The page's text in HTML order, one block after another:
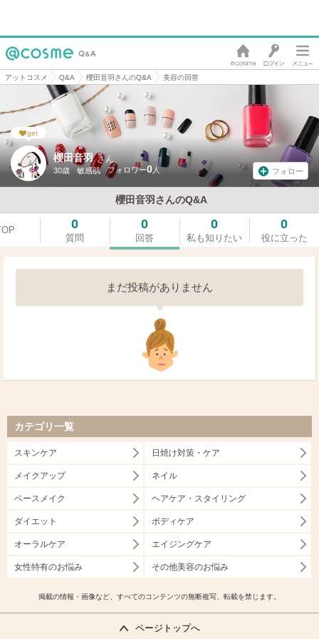
アットコスメ Q&A 櫻田音羽さんのQ&A 美容の回答
櫻田音羽 さん
30歳 敏感肌 0 フォロー
櫻田音羽さんのQ&A
get
0
質問
0
回答
0
私も知りたい
0
役に立った
まだ投稿がありません
カテゴリ一覧
スキンケア 日焼け対策・ケア
メイクアップ ネイル
ベースメイク ヘアケア・スタイリング
ダイエット ボディケア
オーラルケア エイジングケア
女性特有のお悩み その他美容のお悩み
掲載の情報・画像など、すべてのコンテンツの無断複写、転載を禁じます。
ページトップへ